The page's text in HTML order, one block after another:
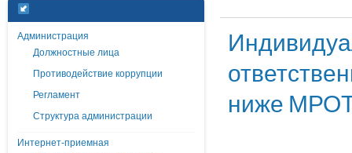
Администрация
Должностные лица
Противодействие коррупции
Регламент
Структура администрации
Интернет-приемная
ниже